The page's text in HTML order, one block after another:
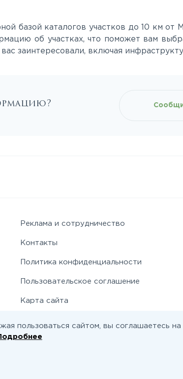
базой каталогов участков до 10 км
об участках, что поможет вам
заинтересовали, включая
Реклама и сотрудничество
Контакты
Политика конфиденциальности
Пользовательское соглашение
Карта сайта
пользоваться сайтом, вы соглашаетесь на